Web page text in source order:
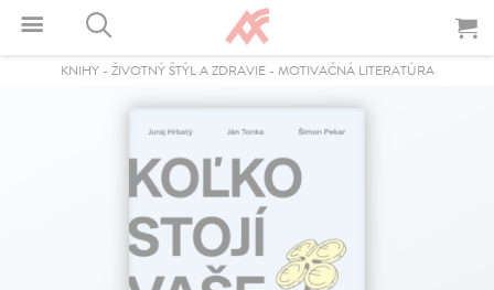
KNIHY- ŽIVOTNÝ ŠTÝL A ZDRAVIE- MOTIVAČNÁ LITERATÚRA